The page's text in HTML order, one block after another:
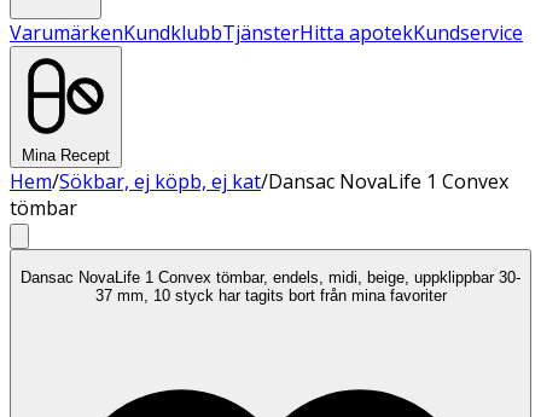
VarumärkenKundklubbTjänsterHitta apotekKundservice
Mina Recept
Hem/Sökbar, ej köpb, ej kat/Dansac NovaLife 1 Convex
tömbar
Dansac NovaLife 1 Convex tömbar, endels, midi, beige, uppklippbar 30-
37 mm, 10 styck har tagits bort från mina favoriter